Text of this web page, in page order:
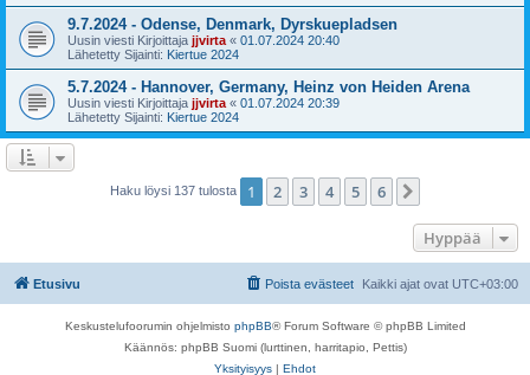
9.7.2024 - Odense, Denmark, Dyrskuepladsen
Uusin viesti Kirjoittaja jjvirta « 01.07.2024 20:40
Lähetetty Sijainti: Kiertue 2024
5.7.2024 - Hannover, Germany, Heinz von Heiden Arena
Uusin viesti Kirjoittaja jjvirta « 01.07.2024 20:39
Lähetetty Sijainti: Kiertue 2024
Haku löysi 137 tulosta 1 2 3 4 5 6
Hyppää
Etusivu Kaikki ajat ovat UTC+03:00
Poista evästeet
Keskustelufoorumin ohjelmisto phpBB® Forum Software © phpBB Limited
Käännös: phpBB Suomi (lurttinen, harritapio, Pettis)
Yksityisyys | Ehdot